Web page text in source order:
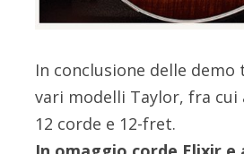
In conclusione delle
vari modelli Taylor, fra cui
12 corde e 12-fret.